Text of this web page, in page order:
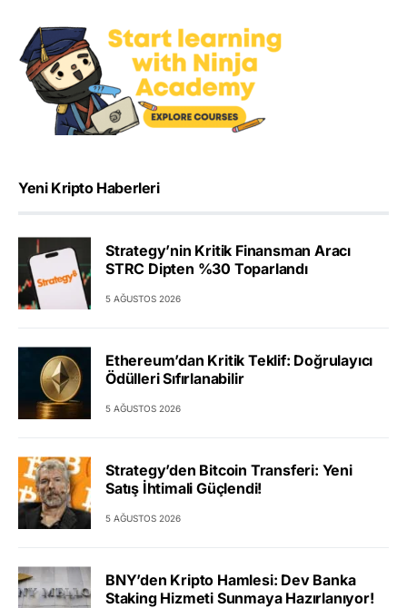
Yeni Kripto Haberleri
Strategy’nin Kritik Finansman Aracı
STRC Dipten %30 Toparlandı
5 AĞUSTOS 2026
Ethereum’dan Kritik Teklif: Doğrulayıcı
Ödülleri Sıfırlanabilir
5 AĞUSTOS 2026
Strategy’den Bitcoin Transferi: Yeni
Satış İhtimali Güçlendi!
5 AĞUSTOS 2026
BNY’den Kripto Hamlesi: Dev Banka
Staking Hizmeti Sunmaya Hazırlanıyor!